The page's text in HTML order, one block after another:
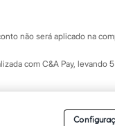
não será aplicado na
com C&A Pay,